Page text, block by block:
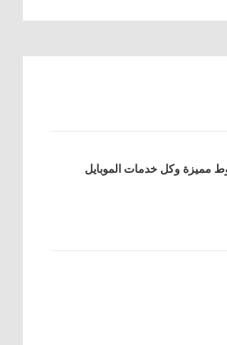
مميزة وكل خدمات الموبايل